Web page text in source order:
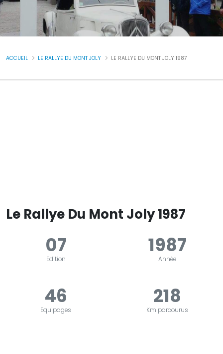
ACCUEIL LE RALLYE DU MONT JOLY LE RALLYE DU MONT JOLY 1987
Le Rallye Du Mont Joly 1987
07
Edition
1987
Année
46
Equipages
218
Km parcourus